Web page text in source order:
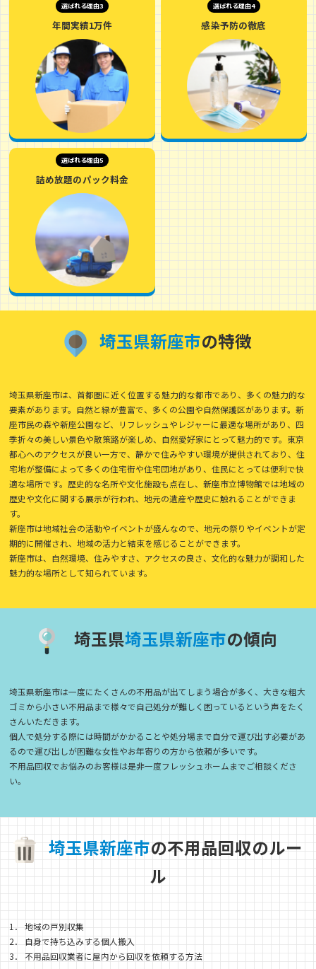
選ばれる理由3
年間実績1万件
選ばれる理由4
感染予防の徹底
選ばれる理由5
詰め放題のパック料金
埼玉県新座市の特徴
埼玉県新座市は、首都圏に近く位置する魅力的な都市であり、多くの魅力的な
要素があります。自然と緑が豊富で、多くの公園や自然保護区があります。新
座市民の森や新座公園など、リフレッシュやレジャーに最適な場所があり、四
季折々の美しい景色や散策路が楽しめ、自然愛好家にとって魅力的です。東京
都心へのアクセスが良い一方で、静かで住みやすい環境が提供されており、住
宅地が整備によって多くの住宅街や住宅団地があり、住民にとっては便利で快
適な場所です。歴史的な名所や文化施設も点在し、新座市立博物館では地域の
歴史や文化に関する展示が行われ、地元の遺産や歴史に触れることができま
す。
新座市は地域社会の活動やイベントが盛んなので、地元の祭りやイベントが定
期的に開催され、地域の活力と結束を感じることができます。
新座市は、自然環境、住みやすさ、アクセスの良さ、文化的な魅力が調和した
魅力的な場所として知られています。
埼玉県埼玉県新座市の傾向
埼玉県新座市は一度にたくさんの不用品が出てしまう場合が多く、大きな粗大
ゴミから小さい不用品まで様々で自己処分が難しく困っているという声をたく
さんいただきます。
個人で処分する際には時間がかかることや処分場まで自分で運び出す必要があ
るので運び出しが困難な女性やお年寄りの方から依頼が多いです。
不用品回収でお悩みのお客様は是非一度フレッシュホームまでご相談くださ
い。
埼玉県新座市の不用品回収のルー
ル
1． 地域の戸別収集
2． 自身で持ち込みする個人搬入
3． 不用品回収業者に屋内から回収を依頼する方法